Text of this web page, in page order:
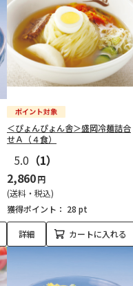
＜ぴょんぴょん舎＞盛岡冷麺詰合
せＡ（４食）
5.0 （1）
2,860円
(送料・税込)
獲得ポイント： 28 pt
詳細 カートに入れる